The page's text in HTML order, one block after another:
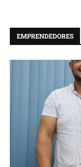
EMPRENDEDORES